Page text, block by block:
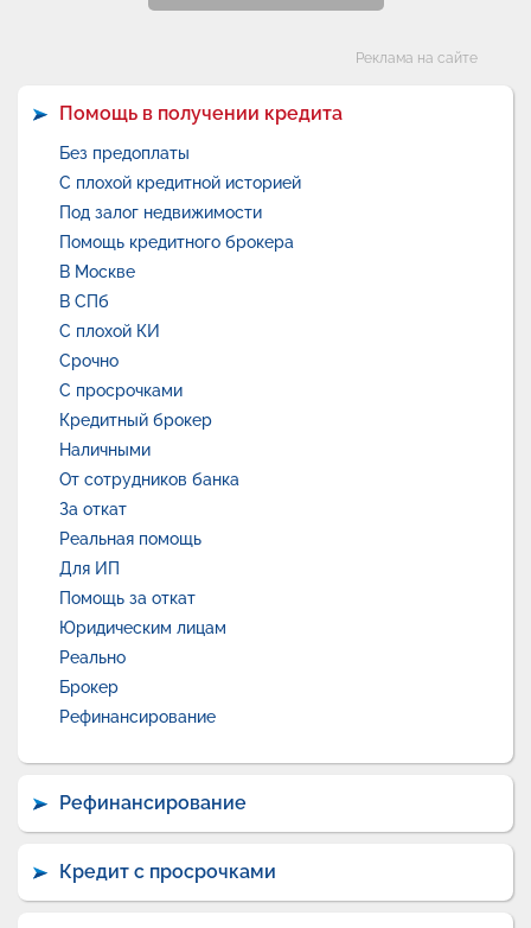
Реклама на сайте
Помощь в получении кредита
Без предоплаты
С плохой кредитной историей
Под залог недвижимости
Помощь кредитного брокера
В Москве
В СПб
С плохой КИ
Срочно
С просрочками
Кредитный брокер
Наличными
От сотрудников банка
За откат
Реальная помощь
Для ИП
Помощь за откат
Юридическим лицам
Реально
Брокер
Рефинансирование
Рефинансирование
Кредит с просрочками